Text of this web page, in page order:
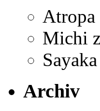
Atropa
Michi
Sayaka
Archiv